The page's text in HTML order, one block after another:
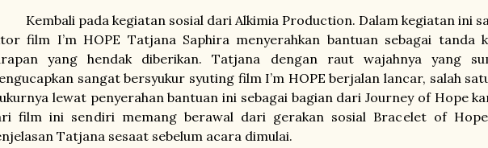
pada kegiatan sosial dari Alkimia Production. Dalam kegiatan ini
film I’m HOPE Tatjana Saphira menyerahkan bantuan sebagai tanda
yang hendak diberikan. Tatjana dengan raut wajahnya yang
sangat bersyukur syuting film I’m HOPE berjalan lancar, salah
lewat penyerahan bantuan ini sebagai bagian dari Journey of Hope
film ini sendiri memang berawal dari gerakan sosial Bracelet of
Tatjana sesaat sebelum acara dimulai.